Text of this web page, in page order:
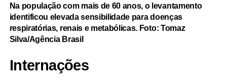
Na população com mais de 60 anos, o levantamento
identificou elevada sensibilidade para doenças
respiratórias, renais e metabólicas. Foto: Tomaz
Silva/Agência Brasil
Internações